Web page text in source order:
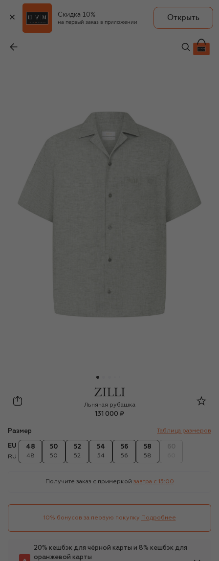
Скидка 10%
на первый заказ в приложении
Открыть
131 000 ₽
Zilli
Льняная рубашка
131 000 ₽
Размер Таблица размеров
EU
RU
48
48
50
50
52
52
54
54
56
56
58
58
Получите заказ с примеркой завтра c 13:00
10% бонусов за первую покупку Подробнее
20% кешбэк для чёрной карты и 8% кешбэк для
оранжевой карты